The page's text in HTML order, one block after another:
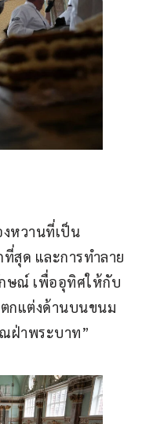
หวานที่เป็น
สุด และการทำลาย
ษณ์ เพื่ออุทิศให้กับ
กแต่งด้านบนขนม
ฝ่าพระบาท”